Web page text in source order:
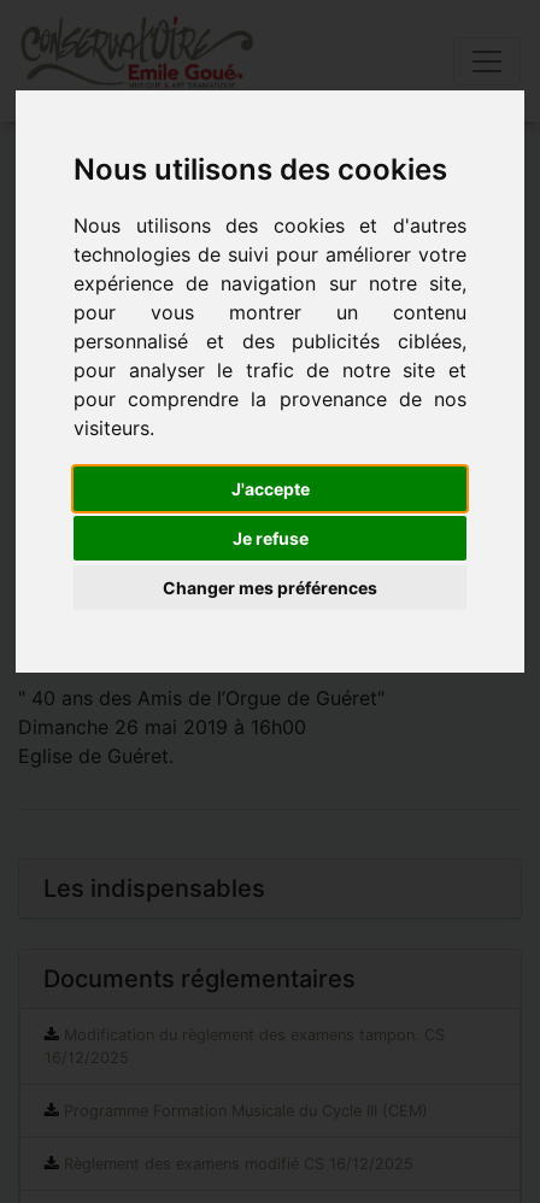
Nous utilisons des cookies
Nous utilisons des cookies et d'autres
technologies de suivi pour améliorer votre
expérience de navigation sur notre site,
pour vous montrer un contenu
personnalisé et des publicités ciblées,
pour analyser le trafic de notre site et
pour comprendre la provenance de nos
visiteurs.
J'accepte
Je refuse
Changer mes préférences
Accueil»Actualités»" 40 ans des amis de l’orgue de
guéret"...
" 40 ans des Amis de l’Orgue de
Guéret"...
- le 26 mai 2019 à 16h00
" 40 ans des Amis de l’Orgue de Guéret"
Dimanche 26 mai 2019 à 16h00
Concert de la classe d’orgue du Conservatoire sous la
direction de Cécile BALLIN.
" 40 ans des Amis de l’Orgue de Guéret"
Dimanche 26 mai 2019 à 16h00
Eglise de Guéret.
Les indispensables
Documents réglementaires
Modification du règlement des examens tampon. CS
16/12/2025
Programme Formation Musicale du Cycle III (CEM)
Règlement des examens modifié CS 16/12/2025